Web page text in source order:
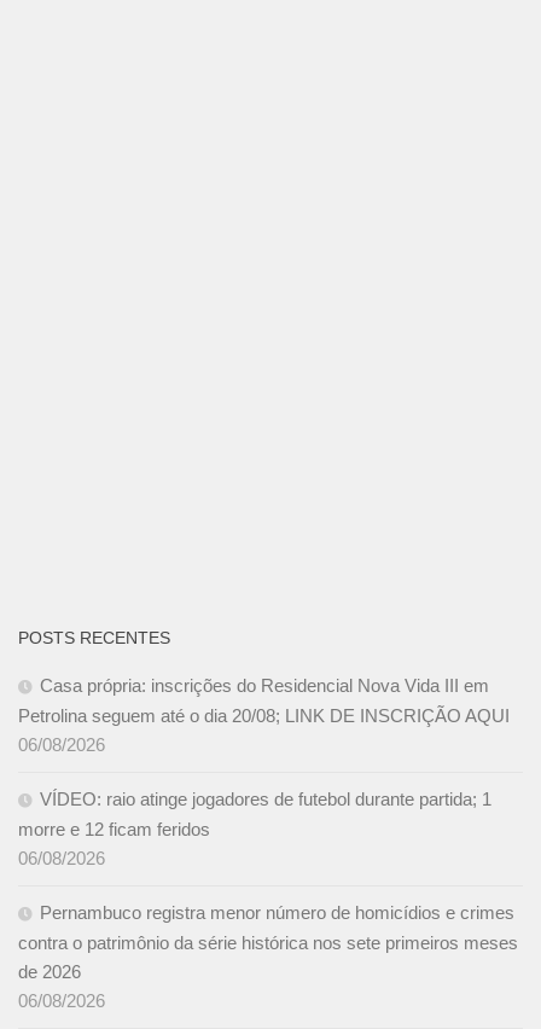
POSTS RECENTES
Casa própria: inscrições do Residencial Nova Vida III em
Petrolina seguem até o dia 20/08; LINK DE INSCRIÇÃO AQUI
06/08/2026
VÍDEO: raio atinge jogadores de futebol durante partida; 1
morre e 12 ficam feridos
06/08/2026
Pernambuco registra menor número de homicídios e crimes
contra o patrimônio da série histórica nos sete primeiros meses
de 2026
06/08/2026